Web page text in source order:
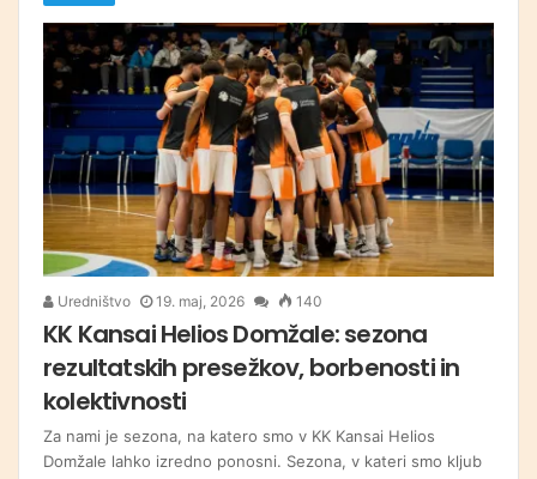
Uredništvo 19. maj, 2026 140
KK Kansai Helios Domžale: sezona
rezultatskih presežkov, borbenosti in
kolektivnosti
Za nami je sezona, na katero smo v KK Kansai Helios
Domžale lahko izredno ponosni. Sezona, v kateri smo kljub